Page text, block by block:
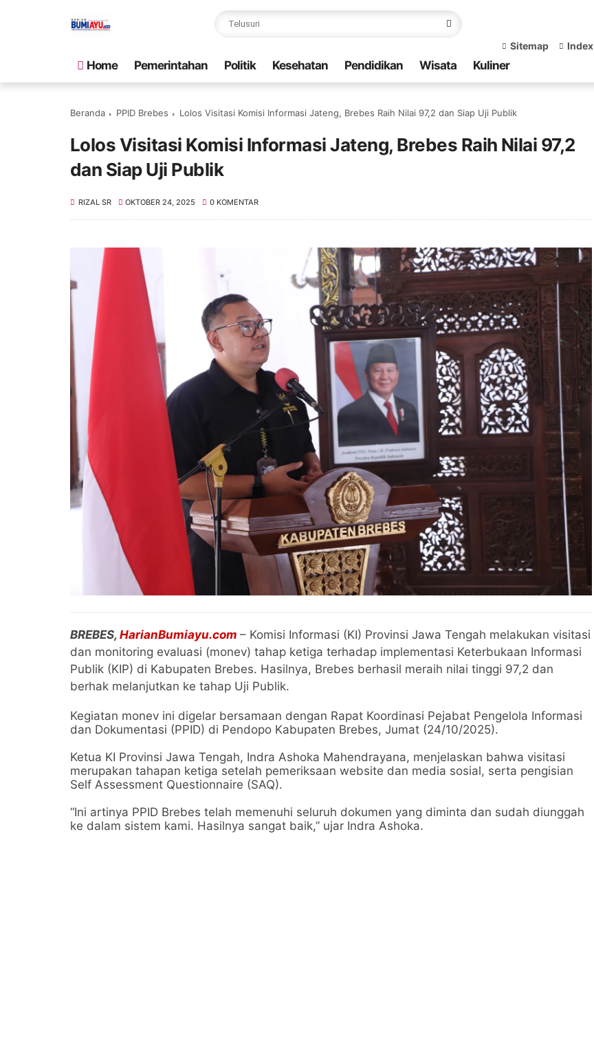
Sitemap Index
Home Pemerintahan Politik Kesehatan Pendidikan Wisata Kuliner
Beranda PPID Brebes Lolos Visitasi Komisi Informasi Jateng, Brebes Raih Nilai 97,2 dan Siap Uji Publik
Lolos Visitasi Komisi Informasi Jateng, Brebes Raih Nilai 97,2
dan Siap Uji Publik
RIZAL SR OKTOBER 24, 2025 0 KOMENTAR
BREBES, HarianBumiayu.com – Komisi Informasi (KI) Provinsi Jawa Tengah melakukan visitasi
dan monitoring evaluasi (monev) tahap ketiga terhadap implementasi Keterbukaan Informasi
Publik (KIP) di Kabupaten Brebes. Hasilnya, Brebes berhasil meraih nilai tinggi 97,2 dan
berhak melanjutkan ke tahap Uji Publik.
Kegiatan monev ini digelar bersamaan dengan Rapat Koordinasi Pejabat Pengelola Informasi
dan Dokumentasi (PPID) di Pendopo Kabupaten Brebes, Jumat (24/10/2025).
Ketua KI Provinsi Jawa Tengah, Indra Ashoka Mahendrayana, menjelaskan bahwa visitasi
merupakan tahapan ketiga setelah pemeriksaan website dan media sosial, serta pengisian
Self Assessment Questionnaire (SAQ).
“Ini artinya PPID Brebes telah memenuhi seluruh dokumen yang diminta dan sudah diunggah
ke dalam sistem kami. Hasilnya sangat baik,” ujar Indra Ashoka.